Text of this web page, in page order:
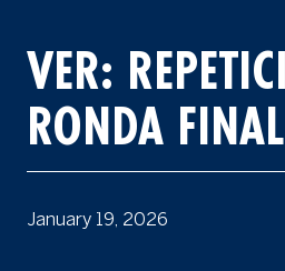
VER:
RONDA
January 19, 2026